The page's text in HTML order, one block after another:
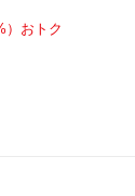
）おトク